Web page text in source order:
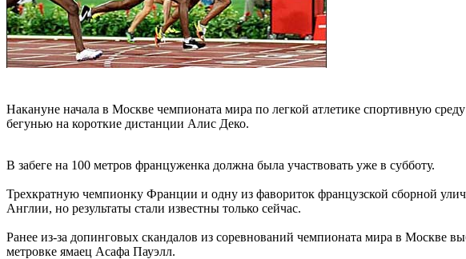
Накануне начала в Москве чемпионата мира по легкой атлетике спортивную
бегунью на короткие дистанции Алис Деко.
В забеге на 100 метров француженка должна была участвовать уже в субботу.
Трехкратную чемпионку Франции и одну из фавориток французской сборной
Англии, но результаты стали известны только сейчас.
Ранее из-за допинговых скандалов из соревнований чемпионата мира в Москве
метровке ямаец Асафа Пауэлл.